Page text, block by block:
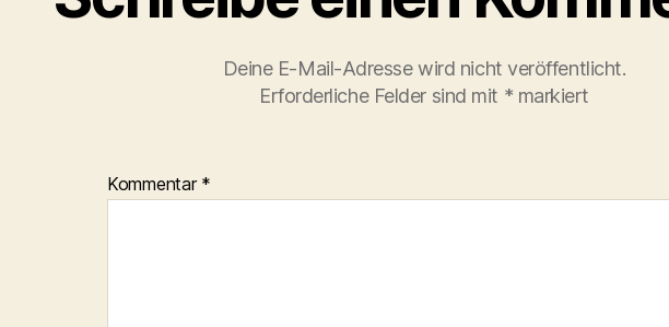
Deine E-Mail-Adresse wird nicht veröffentlicht.
Erforderliche Felder sind mit * markiert
Kommentar *